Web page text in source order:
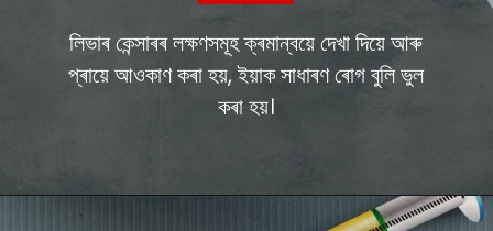
লিভাৰ কেন্সাৰৰ লক্ষণসমূহ ক্ৰমান্বয়ে দেখা দিয়ে আৰু
প্ৰায়ে আওকাণ কৰা হয়, ইয়াক সাধাৰণ ৰোগ বুলি ভুল
কৰা হয়।